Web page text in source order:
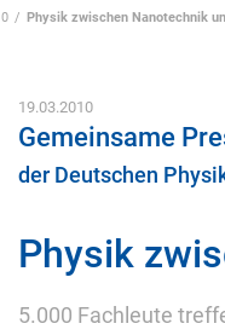
Physik zwischen Nanotechnik
19.03.2010
Gemeinsame
der Deutschen
Physik
5.000 Fachleute